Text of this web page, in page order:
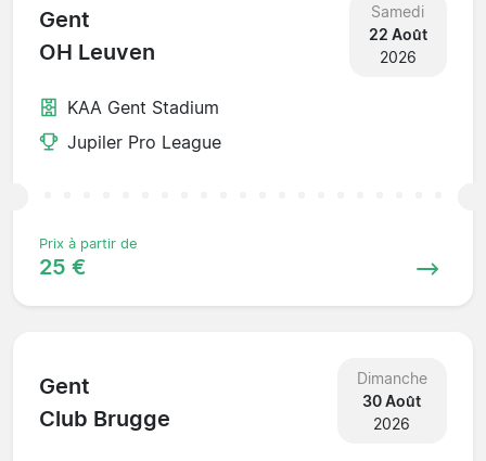
Gent
OH Leuven
Samedi
22 Août
2026
KAA Gent Stadium
Jupiler Pro League
Prix à partir de
25 €
Gent
Club Brugge
Dimanche
30 Août
2026